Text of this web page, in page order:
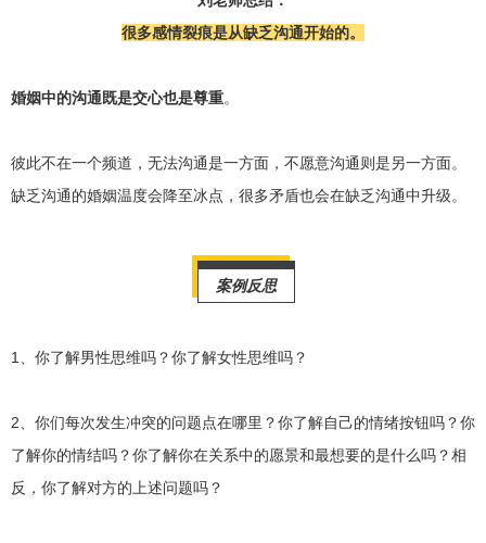
很多感情裂痕是从缺乏沟通开始的。
婚姻中的沟通既是交心也是尊重。
彼此不在一个频道，无法沟通是一方面，不愿意沟通则是另一方面。
缺乏沟通的婚姻温度会降至冰点，很多矛盾也会在缺乏沟通中升级。
案例反思
1、你了解男性思维吗？你了解女性思维吗？
2、你们每次发生冲突的问题点在哪里？你了解自己的情绪按钮吗？你
了解你的情结吗？你了解你在关系中的愿景和最想要的是什么吗？相
反，你了解对方的上述问题吗？